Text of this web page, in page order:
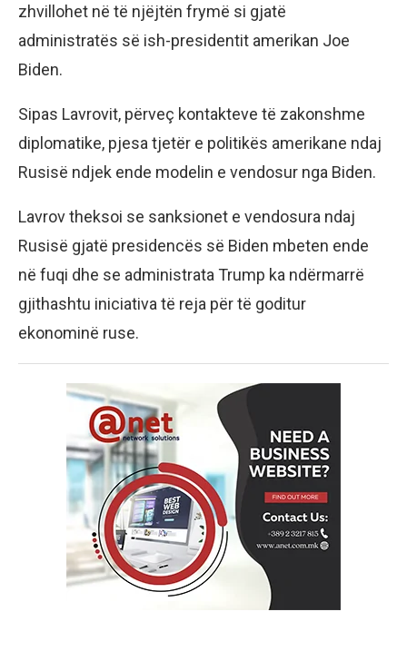
zhvillohet në të njëjtën frymë si gjatë
administratës së ish-presidentit amerikan Joe
Biden.
Sipas Lavrovit, përveç kontakteve të zakonshme
diplomatike, pjesa tjetër e politikës amerikane ndaj
Rusisë ndjek ende modelin e vendosur nga Biden.
Lavrov theksoi se sanksionet e vendosura ndaj
Rusisë gjatë presidencës së Biden mbeten ende
në fuqi dhe se administrata Trump ka ndërmarrë
gjithashtu iniciativa të reja për të goditur
ekonominë ruse.